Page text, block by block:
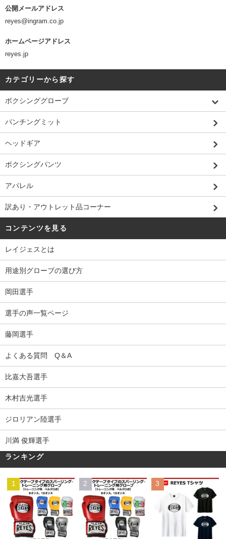
公開メールアドレス
reyes@ingram.co.jp
ホームページアドレス
reyes.jp
カテゴリーから探す
ボクシンググローブ
パンチングミット
ヘッドギア
ボクシングパンツ
アパレル
訳あり・アウトレット品コーナー
コンテンツを見る
レイジェスとは
用途別グローブの選び方
岡田選手
選手の声一覧ページ
藤岡選手
よくある質問 Q＆A
比嘉大吾選手
木村吉光選手
ジロリアン陸選手
川満 俊輝選手
ランキング
1 2 3